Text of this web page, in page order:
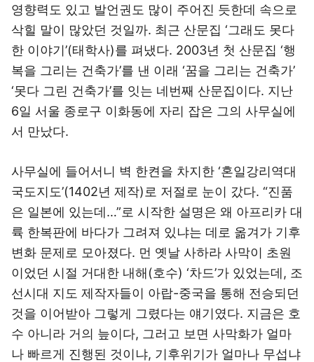
영향력도 있고 발언권도 많이 주어진 듯한데 속으로
삭힐 말이 많았던 것일까. 최근 산문집 ‘그래도 못다
한 이야기’(태학사)를 펴냈다. 2003년 첫 산문집 ‘행
복을 그리는 건축가’를 낸 이래 ‘꿈을 그리는 건축가’
‘못다 그린 건축가’를 잇는 네번째 산문집이다. 지난
6일 서울 종로구 이화동에 자리 잡은 그의 사무실에
서 만났다.
사무실에 들어서니 벽 한켠을 차지한 ‘혼일강리역대
국도지도’(1402년 제작)로 저절로 눈이 갔다. “진품
은 일본에 있는데…”로 시작한 설명은 왜 아프리카 대
륙 한복판에 바다가 그려져 있냐는 데로 옮겨가 기후
변화 문제로 모아졌다. 먼 옛날 사하라 사막이 초원
이었던 시절 거대한 내해(호수) ‘차드’가 있었는데, 조
선시대 지도 제작자들이 아랍-중국을 통해 전승되던
것을 이어받아 그렇게 그렸다는 얘기였다. 지금은 호
수 아니라 거의 늪이다, 그러고 보면 사막화가 얼마
나 빠르게 진행된 것이냐, 기후위기가 얼마나 무섭냐